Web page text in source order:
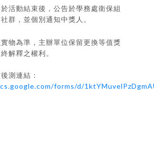
活動結束後，公告於學務處衛保組
群，並個別通知中獎人。
物為準，主辦單位保留更換等值獎
解釋之權利。
測連結：
forms/d/